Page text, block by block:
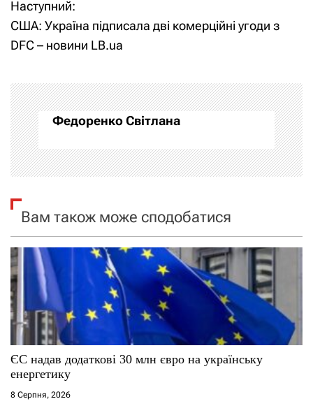
в
і
а
ц
і
а
п
и
с
і
Наступний:
США: Україна підписала дві комерційні угоди з
DFC – новини LB.ua
Федоренко Світлана
Вам також може сподобатися
ЄС надав додаткові 30 млн євро на українську
енергетику
8 Серпня, 2026